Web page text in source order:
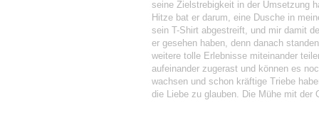
seine Zielstrebigkeit in der Umsetzung
Hitze bat er darum, eine Dusche in
sein T-Shirt abgestreift, und mir damit
er gesehen haben, denn danach
weitere tolle Erlebnisse miteinander
aufeinander zugerast und können es
wachsen und schon kräftige Triebe
die Liebe zu glauben. Die Mühe mit der